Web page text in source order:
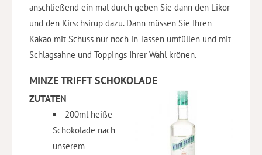
anschließend ein mal durch geben Sie dann den Likör
und den Kirschsirup dazu. Dann müssen Sie Ihren
Kakao mit Schuss nur noch in Tassen umfüllen und mit
Schlagsahne und Toppings Ihrer Wahl krönen.
MINZE TRIFFT SCHOKOLADE
ZUTATEN
200ml heiße
Schokolade nach
unserem